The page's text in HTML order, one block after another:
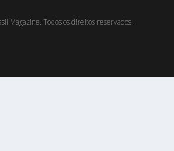
Magazine. Todos os direitos reservados.